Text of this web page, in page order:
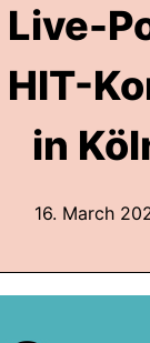
Live-
in
16. March